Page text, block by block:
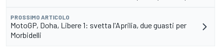
PROSSIMO ARTICOLO
MotoGP, Doha, Libere 1: svetta l'Aprilia, due guasti per
Morbidelli